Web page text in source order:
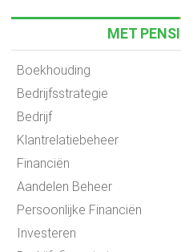
MET
Boekhouding
Bedrijfsstrategie
Bedrijf
Klantrelatiebeheer
Financiën
Aandelen Beheer
Persoonlijke Financiën
Investeren